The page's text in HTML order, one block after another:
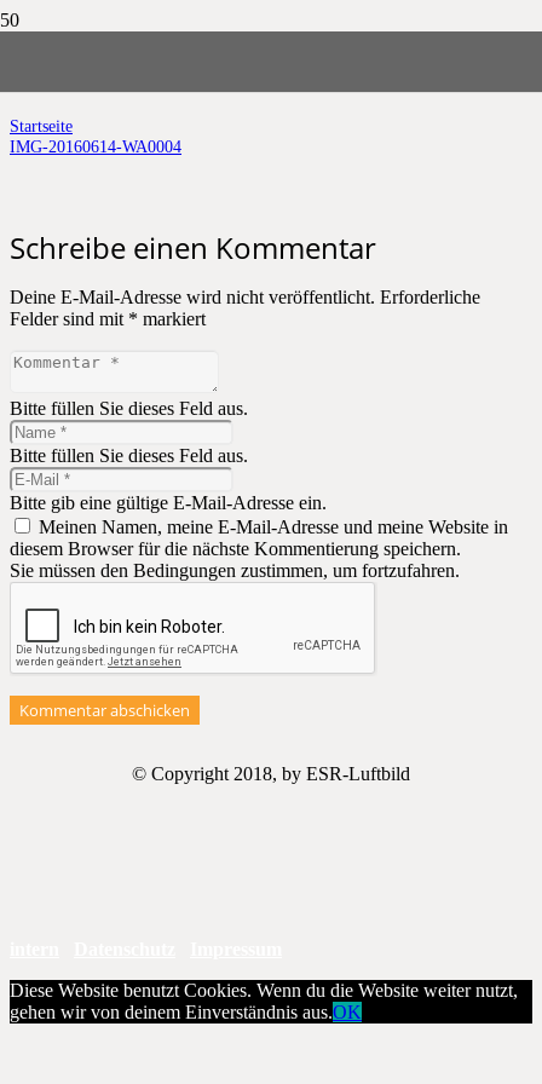
Startseite
IMG-20160614-WA0004
Schreibe einen Kommentar
Deine E-Mail-Adresse wird nicht veröffentlicht. Erforderliche
Felder sind mit * markiert
Bitte füllen Sie dieses Feld aus.
Bitte füllen Sie dieses Feld aus.
Bitte gib eine gültige E-Mail-Adresse ein.
Meinen Namen, meine E-Mail-Adresse und meine Website in
diesem Browser für die nächste Kommentierung speichern.
Sie müssen den Bedingungen zustimmen, um fortzufahren.
Kommentar abschicken
© Copyright 2018, by ESR-Luftbild
Diese Website benutzt Cookies. Wenn du die Website weiter nutzt,
gehen wir von deinem Einverständnis aus.OK